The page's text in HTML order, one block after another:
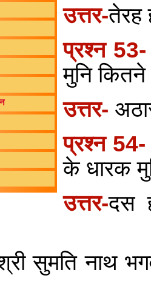
उत्तर-तेरह
प्रश्न
मुनि
उत्तर-
प्रश्न
के धारक
उत्तर-दस
सुमति नाथ